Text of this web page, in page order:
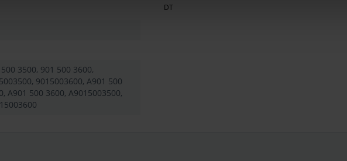
3500, 901 500 3600,
9015003600, A901 500
A901 500 3600, A9015003500,
DT